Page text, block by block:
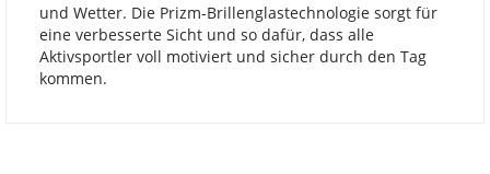
und Wetter. Die Prizm-Brillenglastechnologie sorgt für
eine verbesserte Sicht und so dafür, dass alle
Aktivsportler voll motiviert und sicher durch den Tag
kommen.